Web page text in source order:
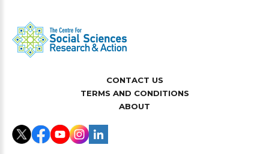
CONTACT US
TERMS AND CONDITIONS
ABOUT